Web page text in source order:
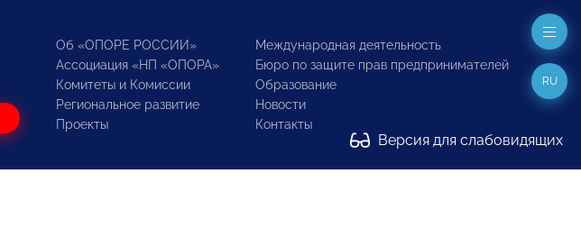
Об «ОПОРЕ РОССИИ»
Ассоциация «НП «ОПОРА»
Комитеты и Комиссии
Региональное развитие
Проекты
Международная деятельность
Бюро по защите прав предпринимателей
Образование
Новости
Контакты
Версия для слабовидящих
RU